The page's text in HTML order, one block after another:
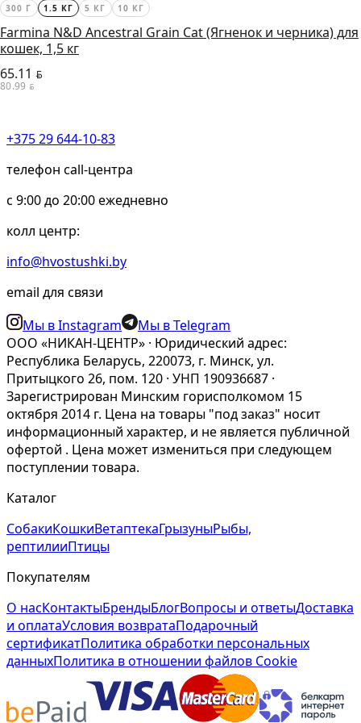
300 Г 1.5 КГ 5 КГ 10 КГ
Farmina N&D Ancestral Grain Cat (Ягненок и черника) для
кошек, 1,5 кг
65.11 BYN
80.99 BYN
+375 29 644-10-83
телефон call-центра
c 9:00 до 20:00 ежедневно
колл центр:
info@hvostushki.by
email для связи
Мы в Instagram
Мы в Telegram
ООО «НИКАН-ЦЕНТР» · Юридический адрес:
Республика Беларусь, 220073, г. Минск, ул.
Притыцкого 26, пом. 120 · УНП 190936687 ·
Зарегистрирован Минским горисполкомом 15
октября 2014 г. Цена на товары "под заказ" носит
информационный характер, и не является публичной
офертой . Цена может измениться при следующем
поступлении товара.
Каталог
СобакиКошкиВетаптекаГрызуныРыбы,
рептилииПтицы
Покупателям
О насКонтактыБрендыБлогВопросы и ответыДоставка
и оплатаУсловия возвратаПодарочный
сертификатПолитика обработки персональных
данныхПолитика в отношении файлов Cookie